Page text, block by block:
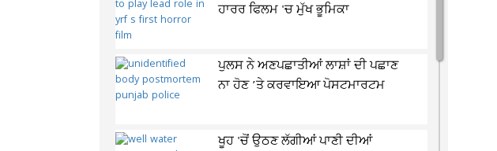
ਹਾਰਰ ਫਿਲਮ 'ਚ ਮੁੱਖ ਭੂਮਿਕਾ
ਪੁਲਸ ਨੇ ਅਣਪਛਾਤੀਆਂ ਲਾਸ਼ਾਂ ਦੀ ਪਛਾਣ
ਨਾ ਹੋਣ ’ਤੇ ਕਰਵਾਇਆ ਪੋਸਟਮਾਰਟਮ
ਖੂਹ 'ਚੋਂ ਉਠਣ ਲੱਗੀਆਂ ਪਾਣੀ ਦੀਆਂ